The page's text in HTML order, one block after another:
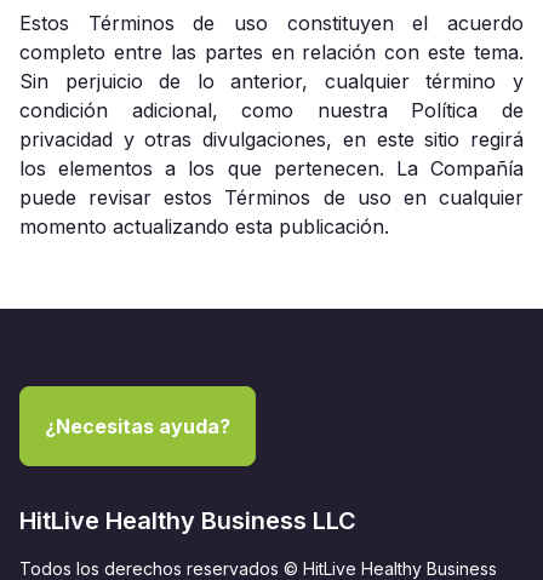
Estos Términos de uso constituyen el acuerdo
completo entre las partes en relación con este tema.
Sin perjuicio de lo anterior, cualquier término y
condición adicional, como nuestra Política de
privacidad y otras divulgaciones, en este sitio regirá
los elementos a los que pertenecen. La Compañía
puede revisar estos Términos de uso en cualquier
momento actualizando esta publicación.
¿Necesitas ayuda?
HitLive Healthy Business LLC
Todos los derechos reservados © HitLive Healthy Business